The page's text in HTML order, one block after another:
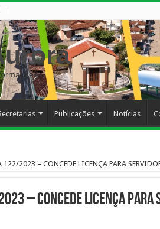
Publicações Notícias
122/2023 – CONCEDE LICENÇA PARA
– CONCEDE LICENÇA PARA